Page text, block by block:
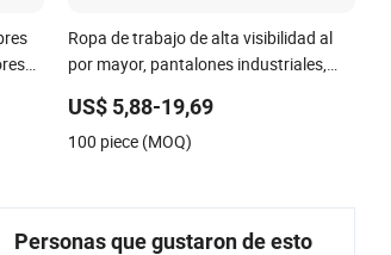
Ropa de trabajo de alta visibilidad al
por mayor, pantalones industriales,
diseño de uniforme de trabajo
US$ 5,88-19,69
100 piece (MOQ)
Personas que gustaron de esto